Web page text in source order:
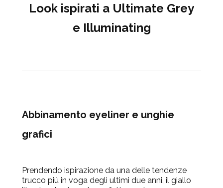
Look ispirati a Ultimate Grey
e Illuminating
Abbinamento eyeliner e unghie
grafici
Prendendo ispirazione da una delle tendenze
trucco più in voga degli ultimi due anni, il giallo